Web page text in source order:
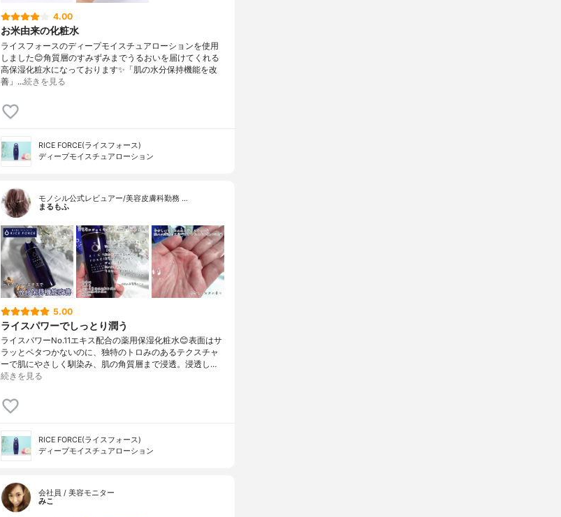
4.00
お米由来の化粧水
ライスフォースのディープモイスチュアローションを使用
しました😊角質層のすみずみまでうるおいを届けてくれる
高保湿化粧水になっております✨「肌の水分保持機能を改
善」…続きを見る
RICE FORCE(ライスフォース)
ディープモイスチュアローション
モノシル公式レビュアー/美容皮膚科勤務 …
まるもふ
5.00
ライスパワーでしっとり潤う
ライスパワーNo.11エキス配合の薬用保湿化粧水😊表面はサ
ラッとベタつかないのに、独特のトロみのあるテクスチャ
ーで肌にやさしく馴染み、肌の角質層まで浸透。浸透し…
続きを見る
RICE FORCE(ライスフォース)
ディープモイスチュアローション
会社員 / 美容モニター
みこ